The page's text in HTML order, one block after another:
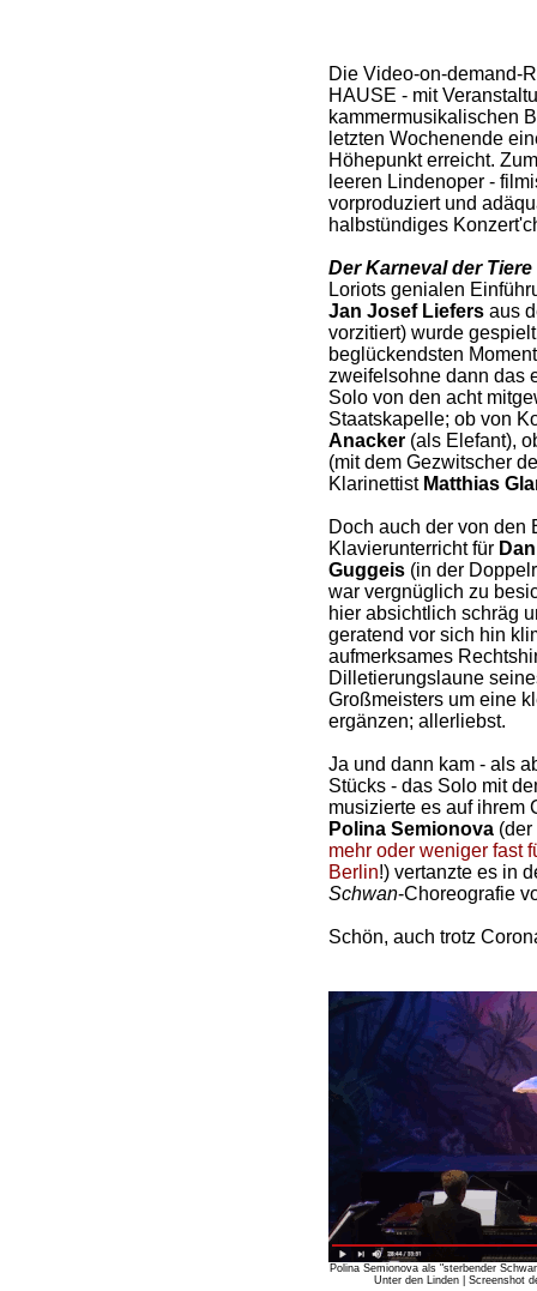
Die Video-on-demand-
HAUSE - mit
kammermusikalischen
letzten Wochenende
Höhepunkt erreicht.
leeren Lindenoper -
vorproduziert und
halbstündiges
Der Karneval der Tiere
Loriots genialen
Jan Josef Liefersaus
vorzitiert) wurde
beglückendsten
zweifelsohne dann das
Solo von den acht
Staatskapelle; ob von
Anacker(als Elefant),
(mit dem Gezwitscher
Klarinettist Matthias
Doch auch der von den
Klavierunterricht für
Guggeis(in der
war vergnüglich zu
hier absichtlich schräg
geratend vor sich hin
aufmerksames
Dilletierungslaune
Großmeisters um eine
ergänzen; allerliebst.
Ja und dann kam - als
Stücks - das Solo mit
musizierte es auf ihrem
Polina Semionova(der
mehr oder weniger fast
Berlin!) vertanzte es in
Schwan-Choreografie
Schön, auch trotz
Polina Semionova als "sterbender
Unter den Linden | Screenshot